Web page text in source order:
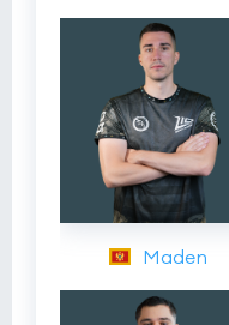
Maden